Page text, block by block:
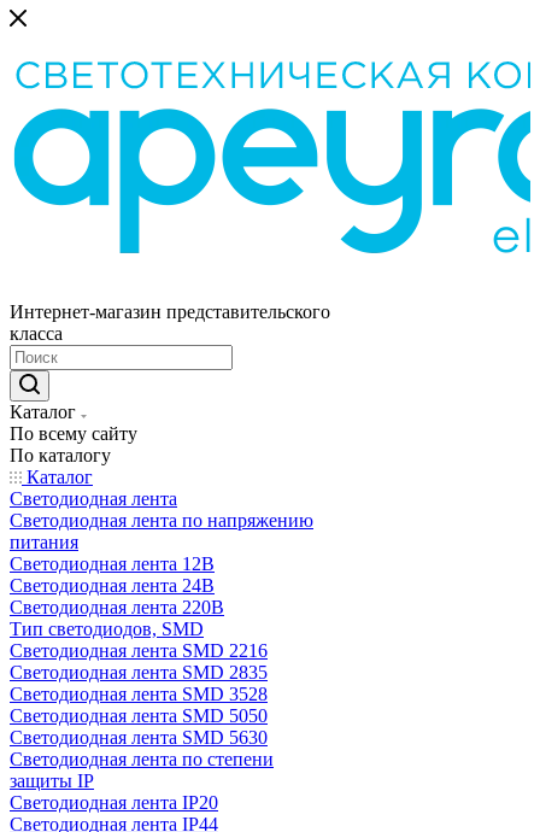
Интернет-магазин представительского
класса
Каталог
По всему сайту
По каталогу
Каталог
Светодиодная лента
Светодиодная лента по напряжению
питания
Светодиодная лента 12В
Светодиодная лента 24В
Светодиодная лента 220В
Тип светодиодов, SMD
Cветодиодная лента SMD 2216
Светодиодная лента SMD 2835
Светодиодная лента SMD 3528
Светодиодная лента SMD 5050
Светодиодная лента SMD 5630
Светодиодная лента по степени
защиты IP
Светодиодная лента IP20
Светодиодная лента IP44